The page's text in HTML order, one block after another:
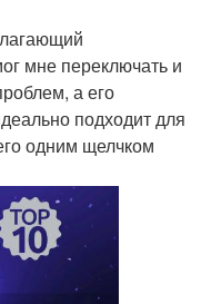
мне переключать и
а его
подходит для
одним щелчком